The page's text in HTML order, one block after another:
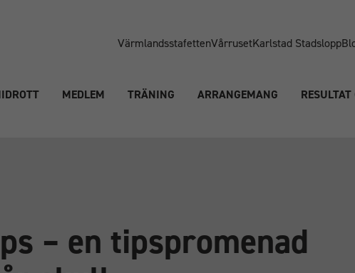
VärmlandsstafettenVårrusetKarlstad Stadslopp
MEDLEM TRÄNING ARRANGEMANG
– en tipspromenad